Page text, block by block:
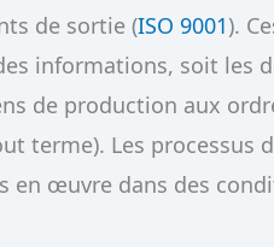
de sortie (ISO 9001).
informations, soit les
de production aux
terme). Les processus
en œuvre dans des